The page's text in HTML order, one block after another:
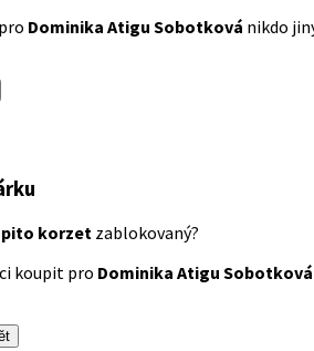
Dominika Atigu Sobotková nikdo
korzet zablokovaný?
koupit pro Dominika Atigu Sobotková